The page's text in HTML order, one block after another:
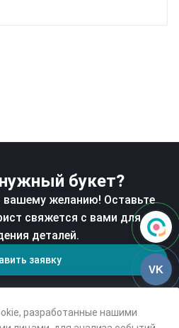
VK
букет?
желанию! Оставьте
свяжется с вами для
деталей.
заявку
разработанные нашими